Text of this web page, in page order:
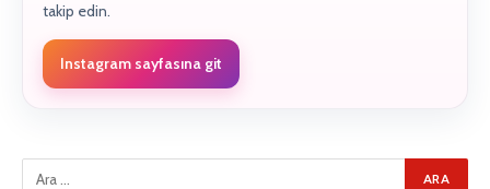
takip edin.
Instagram sayfasına git